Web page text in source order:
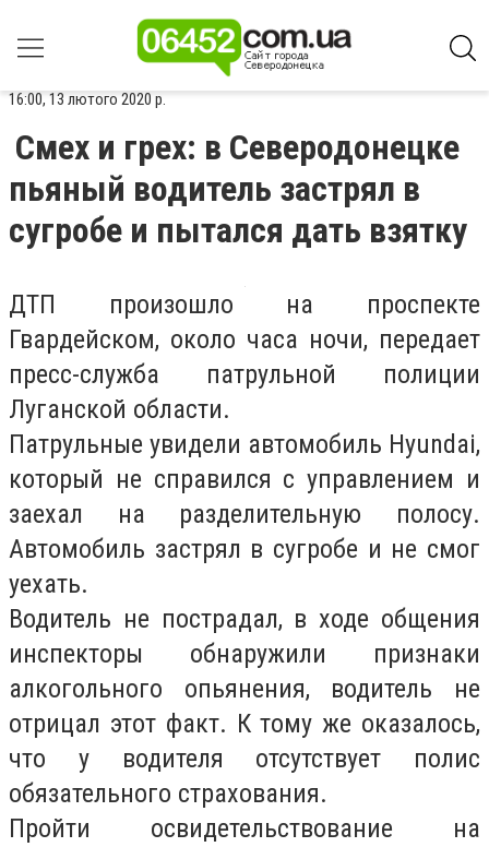
16:00, 13 лютого 2020 р.
Смех и грех: в Северодонецке
пьяный водитель застрял в
сугробе и пытался дать взятку
ДТП произошло на проспекте
Гвардейском, около часа ночи, передает
пресс-служба патрульной полиции
Луганской области.
Патрульные увидели автомобиль Hyundai,
который не справился с управлением и
заехал на разделительную полосу.
Автомобиль застрял в сугробе и не смог
уехать.
Водитель не пострадал, в ходе общения
инспекторы обнаружили признаки
алкогольного опьянения, водитель не
отрицал этот факт. К тому же оказалось,
что у водителя отсутствует полис
обязательного страхования.
Пройти освидетельствование на